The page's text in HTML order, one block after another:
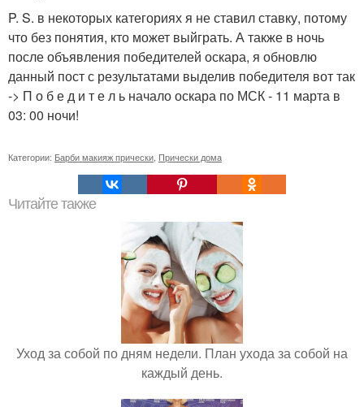
P. S. в некоторых категориях я не ставил ставку, потому
что без понятия, кто может выйграть. А также в ночь
после объявления победителей оскара, я обновлю
данный пост с результатами выделив победителя вот так
-> П о б е д и т е л ь начало оскара по МСК - 11 марта в
03: 00 ночи!
Категории: Барби макияж прически Прически дома
Читайте также
Уход за собой по дням недели. План ухода за собой на
каждый день.